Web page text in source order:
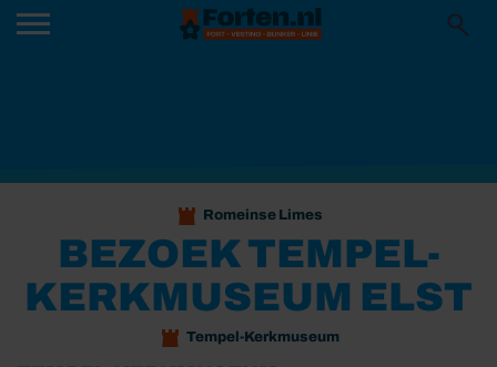
Romeinse Limes
BEZOEK TEMPEL-
KERKMUSEUM ELST
Tempel-Kerkmuseum